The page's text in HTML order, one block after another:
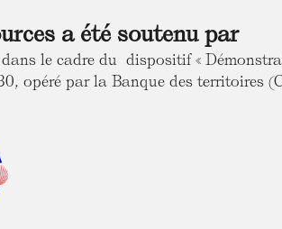
a été soutenu par
le cadre du dispositif «
opéré par la Banque des territoires